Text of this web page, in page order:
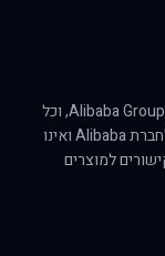
הסימן AliExpress הוא סימן מסחר רשום של חברת Alibaba Group, וכל
הזכויות הנוגעות לו שמורות לה. אתר זה אינו קשור לחברת Alibaba ואינו
למוצרים